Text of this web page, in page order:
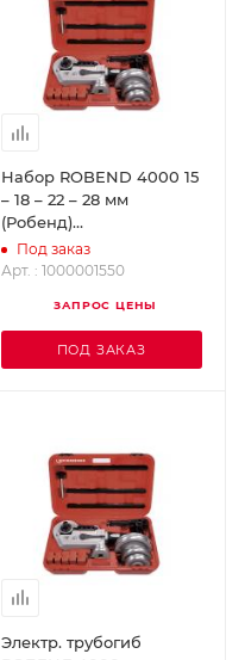
Набор ROBEND 4000 15
– 18 – 22 – 28 мм
(Робенд)
ROTHENBERGER
1000001550
Под заказ
Арт. : 1000001550
ЗАПРОС ЦЕНЫ
ПОД ЗАКАЗ
Электр. трубогиб